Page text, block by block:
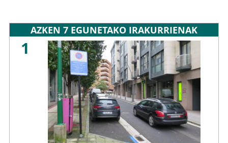
AZKEN 7 EGUNETAKO IRAKURRIENAK
1